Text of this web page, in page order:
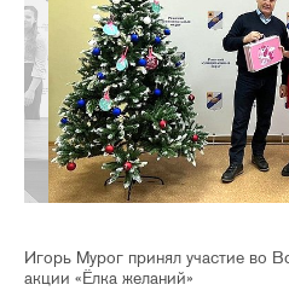
Игорь Мурог принял участие во
акции «Ёлка желаний»